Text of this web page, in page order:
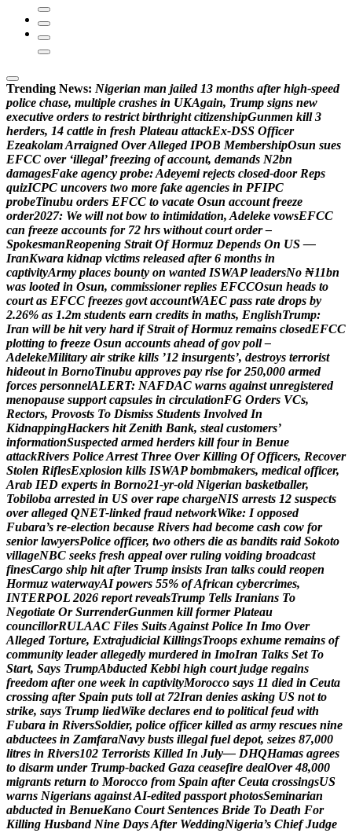
Trending News: Nigerian man jailed 13 months after high-speed
police chase, multiple crashes in UKAgain, Trump signs new
executive orders to restrict birthright citizenshipGunmen kill 3
herders, 14 cattle in fresh Plateau attackEx-DSS Officer
EzeakolamArraigned OverAlleged IPOB MembershipOsun sues
EFCC over ‘illegal’ freezing of account, demands N2bn
damagesFake agency probe:Adeyemi rejects closed-door Reps
quizICPC uncovers two more fake agencies in PFIPC
probeTinubu orders EFCC to vacate Osun account freeze
order2027: We will not bow to intimidation, Adeleke vowsEFCC
can freeze accounts for 72 hrs without court order –
SpokesmanReopening Strait Of Hormuz Depends On US —
IranKwara kidnap victims released after 6 months in
captivityArmy places bounty on wanted ISWAP leadersNo ₦11bn
was looted in Osun, commissioner replies EFCCOsun heads to
court as EFCC freezes govt accountWAEC pass rate drops by
2.26% as 1.2m students earn credits in maths, EnglishTrump:
Iran will be hit very hard if Strait of Hormuz remains closedEFCC
plotting to freeze Osun accounts ahead of gov poll –
AdelekeMilitary air strike kills ’12 insurgents’, destroys terrorist
hideout in BornoTinubu approves pay rise for 250,000 armed
forces personnelALERT: NAFDAC warns against unregistered
menopause support capsules in circulationFG Orders VCs,
Rectors, Provosts To Dismiss Students Involved In
KidnappingHackers hit Zenith Bank, steal customers’
informationSuspected armed herders kill four in Benue
attackRivers PoliceArrest Three Over Killing Of Officers, Recover
Stolen RiflesExplosion kills ISWAP bombmakers, medical officer,
Arab IED experts in Borno21-yr-old Nigerian basketballer,
Tobiloba arrested in US over rape chargeNIS arrests 12 suspects
over alleged QNET-linked fraud networkWike: I opposed
Fubara’s re-election because Rivers had become cash cow for
senior lawyersPolice officer, two others die as bandits raid Sokoto
villageNBC seeks fresh appeal over ruling voiding broadcast
finesCargo ship hit after Trump insists Iran talks could reopen
Hormuz waterwayAI powers 55% ofAfrican cybercrimes,
INTERPOL 2026 report revealsTrump Tells Iranians To
Negotiate Or SurrenderGunmen kill former Plateau
councillorRULAAC Files SuitsAgainst Police In Imo Over
Alleged Torture, Extrajudicial KillingsTroops exhume remains of
community leader allegedly murdered in ImoIran Talks Set To
Start, Says TrumpAbducted Kebbi high court judge regains
freedom after one week in captivityMorocco says 11 died in Ceuta
crossing after Spain puts toll at 72Iran denies asking US not to
strike, says Trump liedWike declares end to political feud with
Fubara in RiversSoldier, police officer killed as army rescues nine
abductees in ZamfaraNavy busts illegal fuel depot, seizes 87,000
litres in Rivers102 Terrorists Killed In July— DHQHamas agrees
to disarm under Trump-backed Gaza ceasefire dealOver 48,000
migrants return to Morocco from Spain after Ceuta crossingsUS
warns Nigerians againstAI-edited passport photosSeminarian
abducted in BenueKano Court Sentences Bride To Death For
Killing Husband Nine DaysAfter WeddingNigeria’s Chief Judge